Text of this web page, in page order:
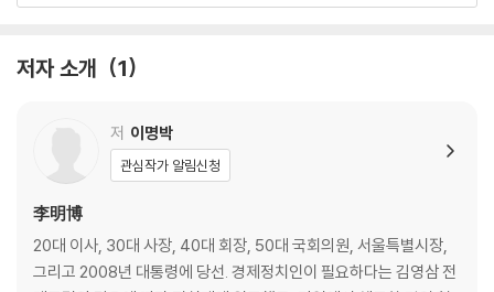
로 건설 | 일을 장악하다 | 도로를 파헤치다 | 35세 사장 | 박정희 대통령의
르바초프, 북한 핵 개발을 경고하다 | 정주영 회장과의 결별
3. 통치에서 경영으로
“정주영 후보의 사생활을 폭로하세요” | 서울시장 경선으로 YS와 충돌하
다 | ‘정치 1번지’ 종로에서 당선되다 | 의원직을 사퇴하다 | 새옹지마, 환경
에 눈 뜨다 | 사람 중심의 도시 구상 | 가난의 대를 끊어라 | 서울광장을 시
저자 소개 1
저 이명박
관심작가 알림신청
李明博
20대 이사, 30대 사장, 40대 회장, 50대 국회의원, 서울특별시장,
그리고 2008년 대통령에 당선. 경제정치인이 필요하다는 김영삼 전